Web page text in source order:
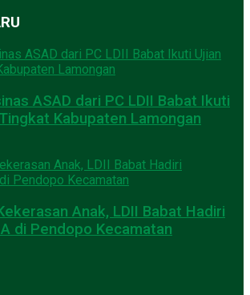
ASAD dari PC LDII Babat Ikuti
Kabupaten Lamongan
Anak, LDII Babat Hadiri
di Pendopo Kecamatan